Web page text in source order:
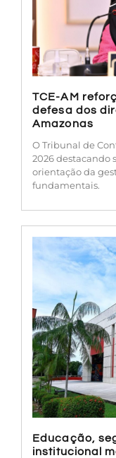
TCE-AM
defesa dos
Amazonas
O Tribunal de
2026 destacando
orientação da
fundamentais.
Educação,
institucional